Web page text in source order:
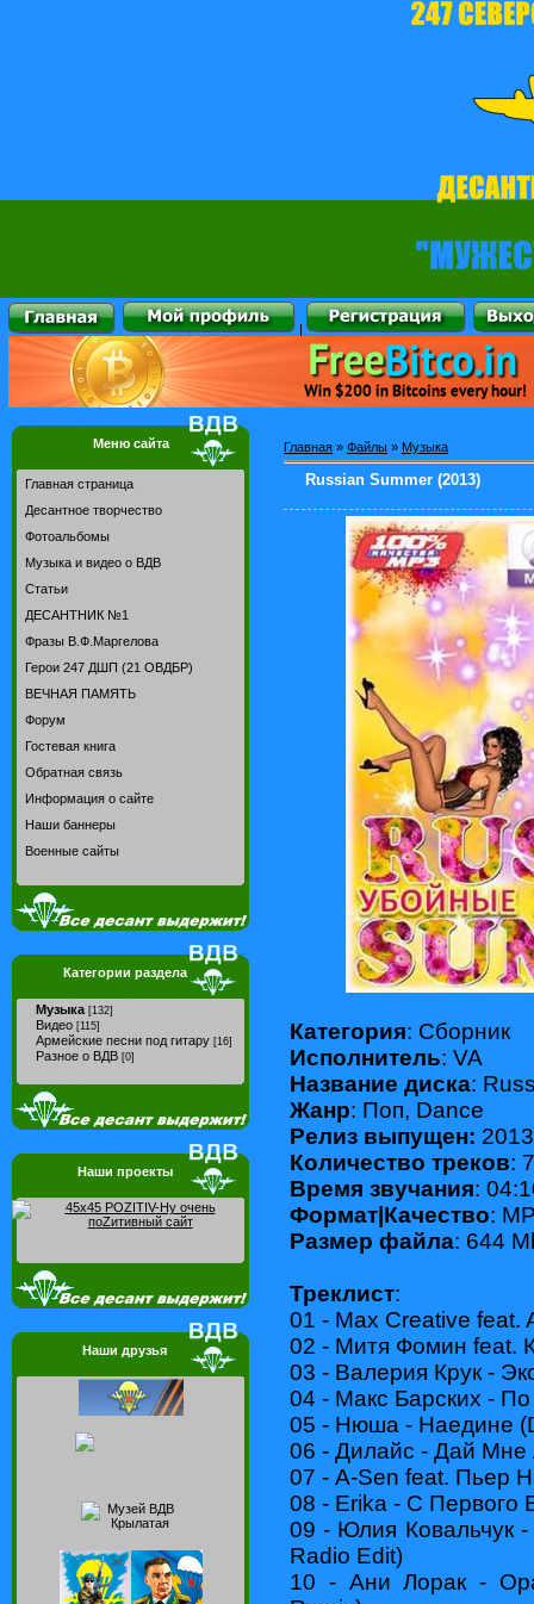
|
Меню сайта
Главная страница
Десантное творчество
Фотоальбомы
Музыка и видео о ВДВ
Статьи
ДЕСАНТНИК №1
Фразы В.Ф.Маргелова
Герои 247 ДШП (21 ОВДБР)
ВЕЧНАЯ ПАМЯТЬ
Форум
Гостевая книга
Обратная связь
Информация о сайте
Наши баннеры
Военные сайты
Категории раздела
Музыка [132]
Видео [115]
Армейские песни под гитару [16]
Разное о ВДВ [0]
Наши проекты
Наши друзья
Главная » Файлы » Музыка
Russian Summer (2013)
Категория: Сборник
Исполнитель: VA
Название диска:
Жанр: Поп, Dance
Релиз выпущен: 2013
Количество треков:
Время звучания:
Формат|Качество:
Размер файла: 644
Треклист:
01 - Max Creative feat.
02 - Митя Фомин feat.
03 - Валерия Крук -
04 - Макс Барских -
05 - Нюша - Наедине
06 - Дилайс - Дай Мне
07 - A-Sen feat. Пьер
08 - Erika - С Первого
09 - Юлия Ковальчук
Radio Edit)
10 - Ани Лорак -